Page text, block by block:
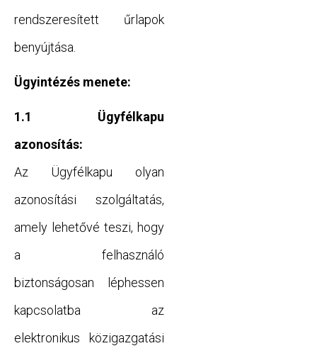
rendszeresített űrlapok
benyújtása.
Ügyintézés menete:
1.1 Ügyfélkapu
azonosítás:
Az Ügyfélkapu olyan
azonosítási szolgáltatás,
amely lehetővé teszi, hogy
a felhasználó
biztonságosan léphessen
kapcsolatba az
elektronikus közigazgatási